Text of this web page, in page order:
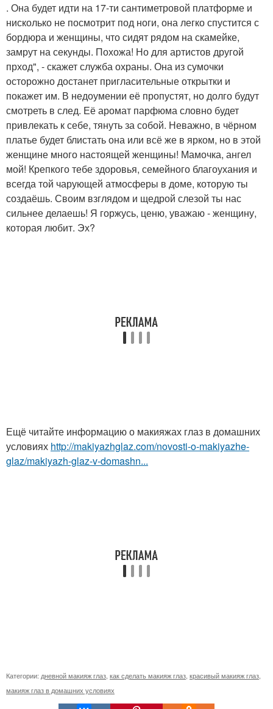
. Она будет идти на 17-ти сантиметровой платформе и
нисколько не посмотрит под ноги, она легко спустится с
бордюра и женщины, что сидят рядом на скамейке,
замрут на секунды. Похожа! Но для артистов другой
прход", - скажет служба охраны. Она из сумочки
осторожно достанет пригласительные открытки и
покажет им. В недоумении её пропустят, но долго будут
смотреть в след. Её аромат парфюма словно будет
привлекать к себе, тянуть за собой. Неважно, в чёрном
платье будет блистать она или всё же в ярком, но в этой
женщине много настоящей женщины! Мамочка, ангел
мой! Крепкого тебе здоровья, семейного благоухания и
всегда той чарующей атмосферы в доме, которую ты
создаёшь. Своим взглядом и щедрой слезой ты нас
сильнее делаешь! Я горжусь, ценю, уважаю - женщину,
которая любит. Эх?
Ещё читайте информацию о макияжах глаз в домашних
условиях http://makiyazhglaz.com/novosti-o-makiyazhe-
glaz/makiyazh-glaz-v-domashn...
Категории: дневной макияж глаз как сделать макияж глаз красивый макияж глаз
макияж глаз в домашних условиях